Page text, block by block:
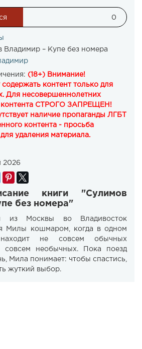
0
Владимир – Купе без номера
(18+) Внимание!
контент только для
Для несовершеннолетних
контента СТРОГО ЗАПРЕЩЕН!
наличие пропаганды ЛГБТ
контента - просьба
удаления материала.
2026
книги "Сулимов
без номера"
из Москвы во Владивосток
Милы кошмаром, когда в одном
не совсем обычных
совсем необычных. Пока поезд
Мила понимает: чтобы спастись,
жуткий выбор.